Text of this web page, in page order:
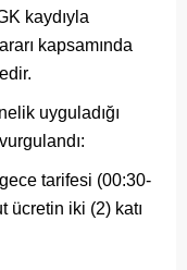
kaydıyla
kapsamında
uyguladığı
tarifesi (00:30-
ücretin iki (2) katı